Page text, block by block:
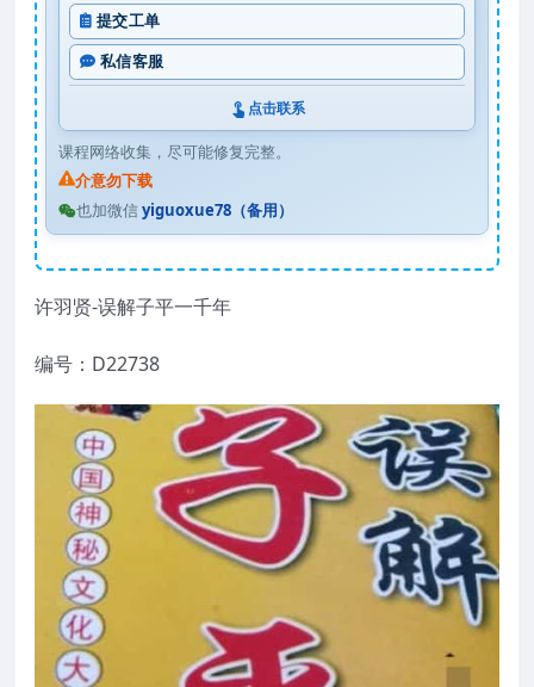
提交工单
私信客服
点击联系
课程网络收集，尽可能修复完整。
介意勿下载
也加微信yiguoxue78（备用）
许羽贤-误解子平一千年
编号：D22738